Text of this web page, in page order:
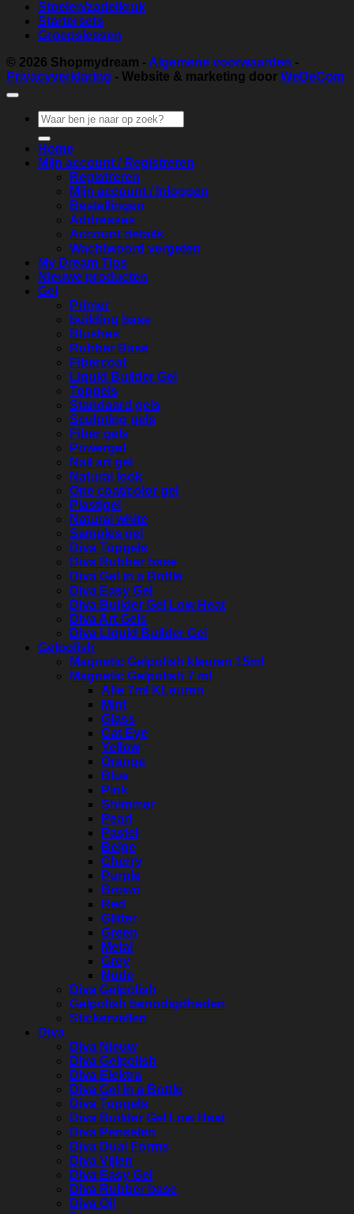
Stoelen/zadelkruk
Startersets
Groepslessen
© 2026 Shopmydream - Algemene voorwaarden -
Privacyverklaring - Website & marketing door WeDeCom
Zoeken
naar:
Home
Mijn account / Registreren
Registreren
Mijn account / Inloggen
Bestellingen
Addresses
Account details
Wachtwoord vergeten
My Dream Tips
Nieuwe producten
Gel
Primer
building base
Blushes
Rubber Base
Fibercoat
Liquid Builder Gel
Topgels
Standaard gels
Sculpting gels
Fiber gels
Powergel
Nail art gel
Natural look
One coat/color gel
Plastigel
Natural white
Samples gel
Diva Topgels
Diva Rubber base
Diva Gel in a Bottle
Diva Easy Gel
Diva Builder Gel Low Heat
Diva Art Gels
Diva Liquid Builder Gel
Gelpolish
Magnetic Gelpolish kleuren 15ml
Magnetic Gelpolish 7 ml
Alle 7ml KLeuren
Mint
Glass
Cat Eye
Yellow
Orange
Blue
Pink
Shimmer
Pearl
Pastel
Beige
Cherry
Purple
Brown
Red
Glitter
Green
Metal
Grey
Nude
Diva Gelpolish
Gelpolish benodigdheden
Stickervellen
Diva
Diva Nieuw
Diva Gelpolish
Diva Elektra
Diva Gel in a Bottle
Diva Topgels
Diva Builder Gel Low Heat
Diva Penselen
Diva Dual Forms
Diva Vijlen
Diva Easy Gel
Diva Rubber base
Diva Oil